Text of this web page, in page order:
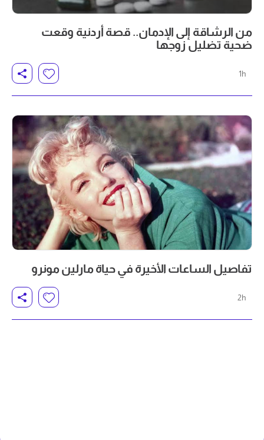
من الرشاقة إلى الإدمان.. قصة أردنية وقعت
ضحية تضليل زوجها
1h
تفاصيل الساعات الأخيرة في حياة مارلين مونرو
2h